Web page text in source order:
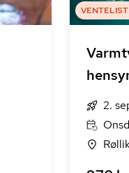
2.